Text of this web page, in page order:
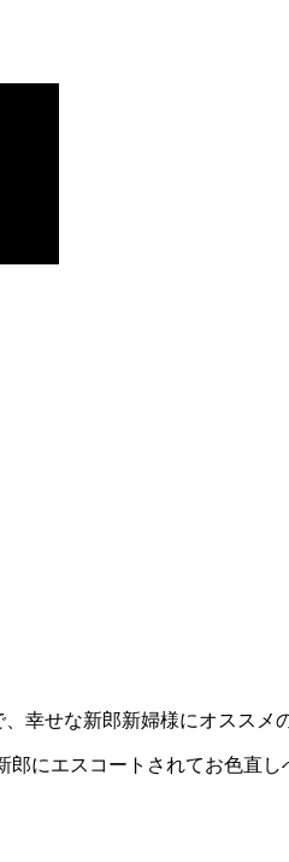
幸せな新郎新婦様にオススメ
にエスコートされてお色直